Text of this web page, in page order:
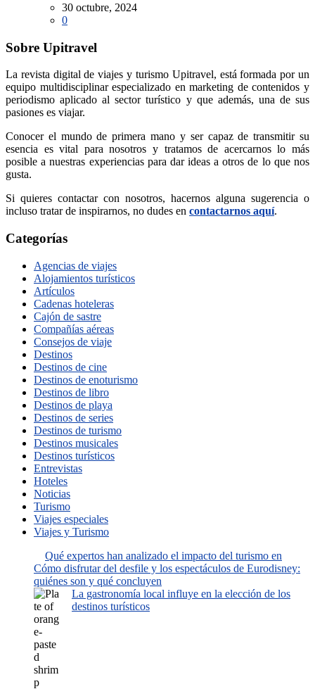
30 octubre, 2024
0
Sobre Upitravel
La revista digital de viajes y turismo Upitravel, está formada por un
equipo multidisciplinar especializado en marketing de contenidos y
periodismo aplicado al sector turístico y que además, una de sus
pasiones es viajar.
Conocer el mundo de primera mano y ser capaz de transmitir su
esencia es vital para nosotros y tratamos de acercarnos lo más
posible a nuestras experiencias para dar ideas a otros de lo que nos
gusta.
Si quieres contactar con nosotros, hacernos alguna sugerencia o
incluso tratar de inspirarnos, no dudes en contactarnos aquí.
Categorías
Agencias de viajes
Alojamientos turísticos
Artículos
Cadenas hoteleras
Cajón de sastre
Compañías aéreas
Consejos de viaje
Destinos
Destinos de cine
Destinos de enoturismo
Destinos de libro
Destinos de playa
Destinos de series
Destinos de turismo
Destinos musicales
Destinos turísticos
Entrevistas
Hoteles
Noticias
Turismo
Viajes especiales
Viajes y Turismo
Qué expertos han analizado el impacto del turismo en
Cómo disfrutar del desfile y los espectáculos de Eurodisney:
quiénes son y qué concluyen
La gastronomía local influye en la elección de los
destinos turísticos